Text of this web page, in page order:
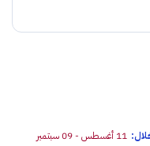
11 أغسطس - 09 سبتمبر